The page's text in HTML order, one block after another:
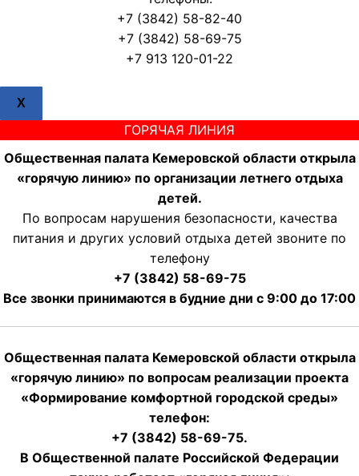
+7 (3842) 58-82-40
+7 (3842) 58-69-75
+7 913 120-01-22
X
ГОРЯЧАЯ ЛИНИЯ
Общественная палата Кемеровской области открыла
«горячую линию» по организации летнего отдыха
детей.
По вопросам нарушения безопасности, качества
питания и других условий отдыха детей звоните по
телефону
+7 (3842) 58-69-75
Все звонки принимаются в будние дни с 9:00 до 17:00
Общественная палата Кемеровской области открыла
«горячую линию» по вопросам реализации проекта
«Формирование комфортной городской среды»
телефон:
+7 (3842) 58-69-75.
В Общественной палате Российской Федерации